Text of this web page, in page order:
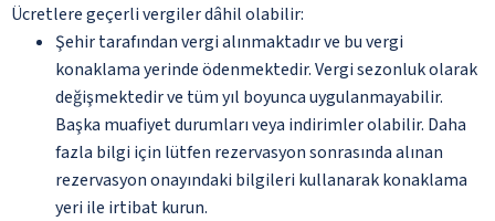
Ücretlere geçerli vergiler dâhil olabilir:
Şehir tarafından vergi alınmaktadır ve bu vergi
konaklama yerinde ödenmektedir. Vergi sezonluk olarak
değişmektedir ve tüm yıl boyunca uygulanmayabilir.
Başka muafiyet durumları veya indirimler olabilir. Daha
fazla bilgi için lütfen rezervasyon sonrasında alınan
rezervasyon onayındaki bilgileri kullanarak konaklama
yeri ile irtibat kurun.